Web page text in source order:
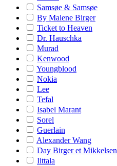
Samsøe & Samsøe
By Malene Birger
Ticket to Heaven
Dr. Hauschka
Murad
Kenwood
Youngblood
Nokia
Lee
Tefal
Isabel Marant
Sorel
Guerlain
Alexander Wang
Day Birger et Mikkelsen
Iittala